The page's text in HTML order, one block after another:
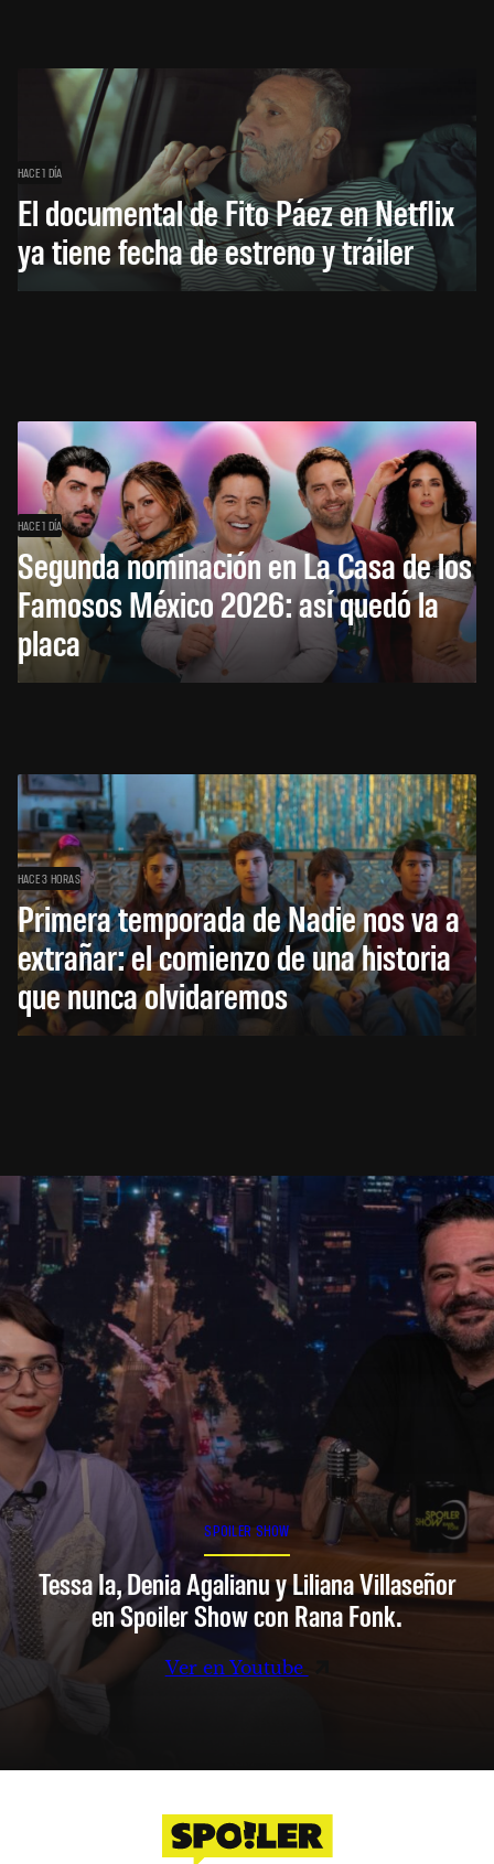
HACE 1 DÍA
El documental de Fito Páez en Netflix
ya tiene fecha de estreno y tráiler
HACE 1 DÍA
Segunda nominación en La Casa de los
Famosos México 2026: así quedó la
placa
HACE 3 HORAS
Primera temporada de Nadie nos va a
extrañar: el comienzo de una historia
que nunca olvidaremos
SPOILER SHOW
Tessa Ia, Denia Agalianu y Liliana Villaseñor
en Spoiler Show con Rana Fonk.
Ver en Youtube